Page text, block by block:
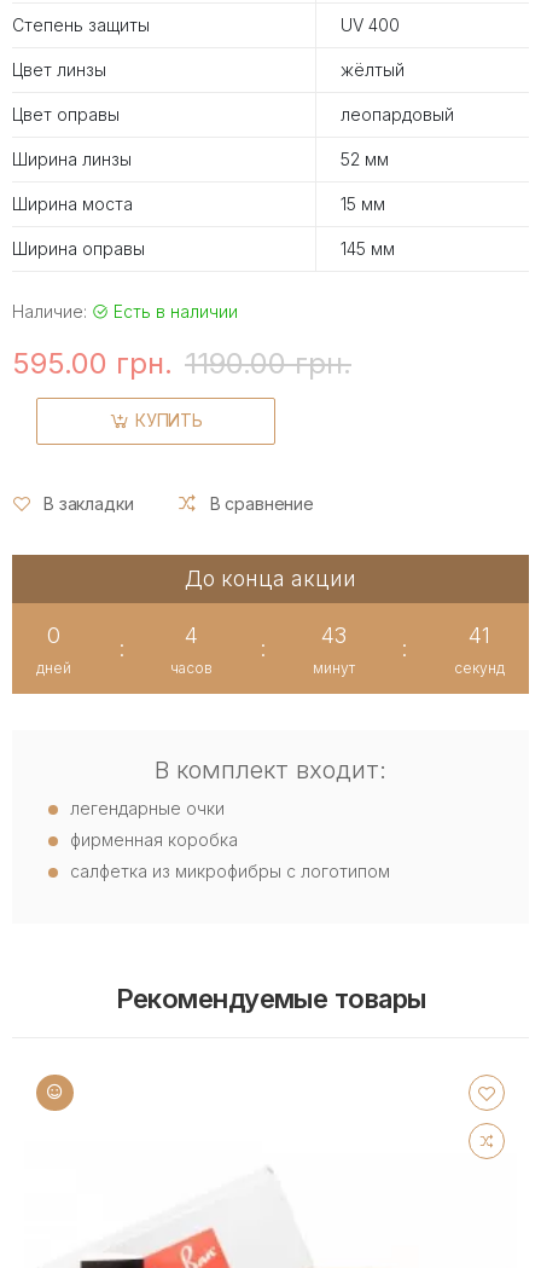
Степень защиты UV 400
Цвет линзы жёлтый
Цвет оправы леопардовый
Ширина линзы 52 мм
Ширина моста 15 мм
Ширина оправы 145 мм
Наличие: Есть в наличии
595.00 грн. 1190.00 грн.
КУПИТЬ
В закладки В сравнение
До конца акции
0
дней
:
4
часов
:
43
минут
:
40
секунд
В комплект входит:
легендарные очки
фирменная коробка
салфетка из микрофибры с логотипом
Рекомендуемые товары